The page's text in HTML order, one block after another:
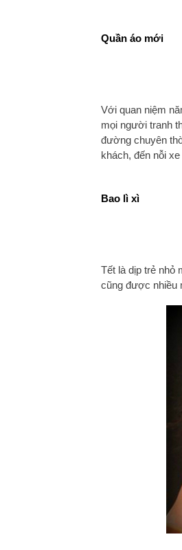
Quần áo mới
Với quan niệm
mọi người tranh
đường chuyên
khách, đến nỗi
Bao lì xì
Tết là dịp trẻ nhỏ
cũng được nhiều